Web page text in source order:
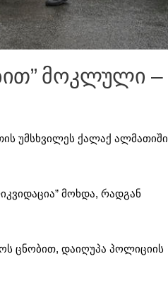
მოკლული –
უმსხვილეს ქალაქ ალმათიში
მოხდა, რადგან
ცნობით, დაიღუპა პოლიციის